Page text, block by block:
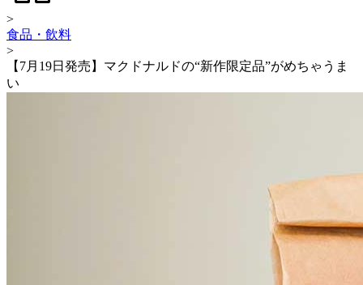
>
食品・飲料
>
【7月19日発売】マクドナルドの“新作限定品”がめちゃうま
い